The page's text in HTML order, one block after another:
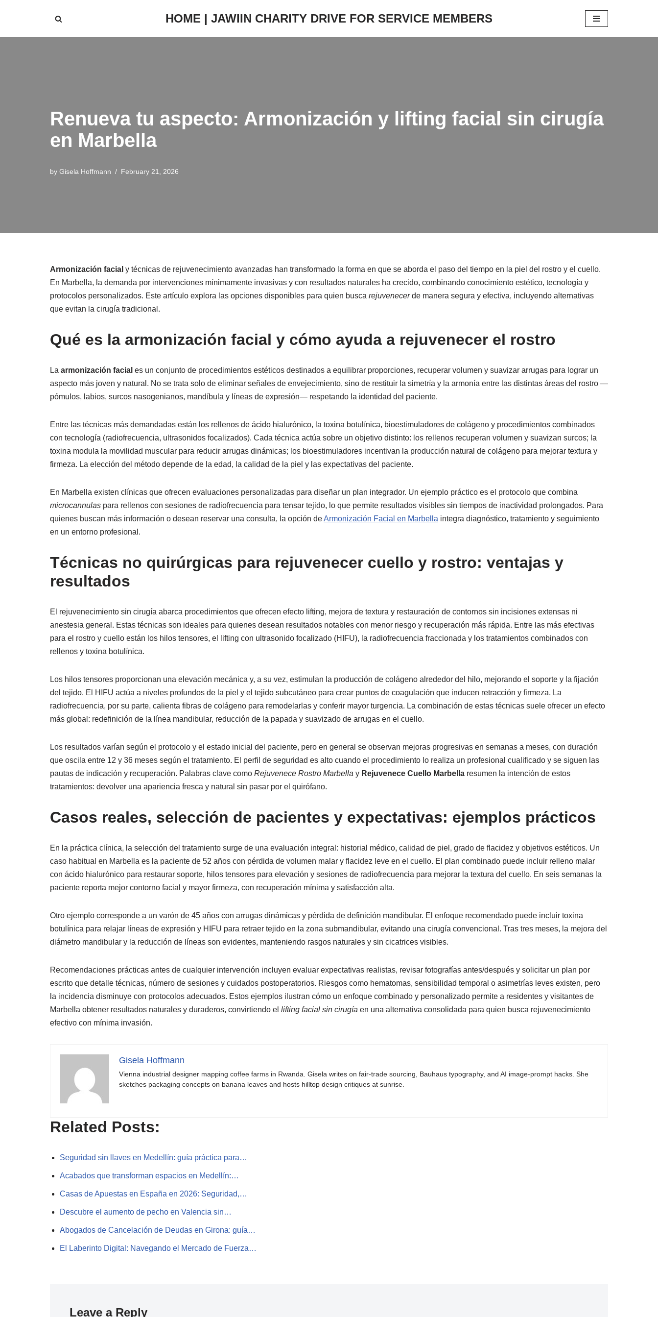
HOME | JAWIIN CHARITY DRIVE FOR SERVICE MEMBERS
Renueva tu aspecto: Armonización y lifting facial sin cirugía
en Marbella
by Gisela Hoffmann February 21, 2026
Armonización facial y técnicas de rejuvenecimiento avanzadas han transformado la forma en que se aborda el paso del tiempo en la piel del rostro y el cuello.
En Marbella, la demanda por intervenciones mínimamente invasivas y con resultados naturales ha crecido, combinando conocimiento estético, tecnología y
protocolos personalizados. Este artículo explora las opciones disponibles para quien busca rejuvenecerde manera segura y efectiva, incluyendo alternativas
que evitan la cirugía tradicional.
Qué es la armonización facial y cómo ayuda a rejuvenecer el rostro
La armonización facial es un conjunto de procedimientos estéticos destinados a equilibrar proporciones, recuperar volumen y suavizar arrugas para lograr un
aspecto más joven y natural. No se trata solo de eliminar señales de envejecimiento, sino de restituir la simetría y la armonía entre las distintas áreas del rostro —
pómulos, labios, surcos nasogenianos, mandíbula y líneas de expresión— respetando la identidad del paciente.
Entre las técnicas más demandadas están los rellenos de ácido hialurónico, la toxina botulínica, bioestimuladores de colágeno y procedimientos combinados
con tecnología (radiofrecuencia, ultrasonidos focalizados). Cada técnica actúa sobre un objetivo distinto: los rellenos recuperan volumen y suavizan surcos; la
toxina modula la movilidad muscular para reducir arrugas dinámicas; los bioestimuladores incentivan la producción natural de colágeno para mejorar textura y
firmeza. La elección del método depende de la edad, la calidad de la piel y las expectativas del paciente.
En Marbella existen clínicas que ofrecen evaluaciones personalizadas para diseñar un plan integrador. Un ejemplo práctico es el protocolo que combina
microcannulas para rellenos con sesiones de radiofrecuencia para tensar tejido, lo que permite resultados visibles sin tiempos de inactividad prolongados. Para
quienes buscan más información o desean reservar una consulta, la opción deArmonización Facial en Marbella integra diagnóstico, tratamiento y seguimiento
en un entorno profesional.
Técnicas no quirúrgicas para rejuvenecer cuello y rostro: ventajas y
resultados
El rejuvenecimiento sin cirugía abarca procedimientos que ofrecen efecto lifting, mejora de textura y restauración de contornos sin incisiones extensas ni
anestesia general. Estas técnicas son ideales para quienes desean resultados notables con menor riesgo y recuperación más rápida. Entre las más efectivas
para el rostro y cuello están los hilos tensores, el lifting con ultrasonido focalizado (HIFU), la radiofrecuencia fraccionada y los tratamientos combinados con
rellenos y toxina botulínica.
Los hilos tensores proporcionan una elevación mecánica y, a su vez, estimulan la producción de colágeno alrededor del hilo, mejorando el soporte y la fijación
del tejido. El HIFU actúa a niveles profundos de la piel y el tejido subcutáneo para crear puntos de coagulación que inducen retracción y firmeza. La
radiofrecuencia, por su parte, calienta fibras de colágeno para remodelarlas y conferir mayor turgencia. La combinación de estas técnicas suele ofrecer un efecto
más global: redefinición de la línea mandibular, reducción de la papada y suavizado de arrugas en el cuello.
Los resultados varían según el protocolo y el estado inicial del paciente, pero en general se observan mejoras progresivas en semanas a meses, con duración
que oscila entre 12 y 36 meses según el tratamiento. El perfil de seguridad es alto cuando el procedimiento lo realiza un profesional cualificado y se siguen las
pautas de indicación y recuperación. Palabras clave como Rejuvenece Rostro Marbella y Rejuvenece Cuello Marbella resumen la intención de estos
tratamientos: devolver una apariencia fresca y natural sin pasar por el quirófano.
Casos reales, selección de pacientes y expectativas: ejemplos prácticos
En la práctica clínica, la selección del tratamiento surge de una evaluación integral: historial médico, calidad de piel, grado de flacidez y objetivos estéticos. Un
caso habitual en Marbella es la paciente de 52 años con pérdida de volumen malar y flacidez leve en el cuello. El plan combinado puede incluir relleno malar
con ácido hialurónico para restaurar soporte, hilos tensores para elevación y sesiones de radiofrecuencia para mejorar la textura del cuello. En seis semanas la
paciente reporta mejor contorno facial y mayor firmeza, con recuperación mínima y satisfacción alta.
Otro ejemplo corresponde a un varón de 45 años con arrugas dinámicas y pérdida de definición mandibular. El enfoque recomendado puede incluir toxina
botulínica para relajar líneas de expresión y HIFU para retraer tejido en la zona submandibular, evitando una cirugía convencional. Tras tres meses, la mejora del
diámetro mandibular y la reducción de líneas son evidentes, manteniendo rasgos naturales y sin cicatrices visibles.
Recomendaciones prácticas antes de cualquier intervención incluyen evaluar expectativas realistas, revisar fotografías antes/después y solicitar un plan por
escrito que detalle técnicas, número de sesiones y cuidados postoperatorios. Riesgos como hematomas, sensibilidad temporal o asimetrías leves existen, pero
la incidencia disminuye con protocolos adecuados. Estos ejemplos ilustran cómo un enfoque combinado y personalizado permite a residentes y visitantes de
Marbella obtener resultados naturales y duraderos, convirtiendo el lifting facial sin cirugía en una alternativa consolidada para quien busca rejuvenecimiento
efectivo con mínima invasión.
Gisela Hoffmann
Vienna industrial designer mapping coffee farms in Rwanda. Gisela writes on fair-trade sourcing, Bauhaus typography, and AI image-prompt hacks. She
sketches packaging concepts on banana leaves and hosts hilltop design critiques at sunrise.
Related Posts:
Seguridad sin llaves en Medellín: guía práctica para…
Acabados que transforman espacios en Medellín:…
Casas de Apuestas en España en 2026: Seguridad,…
Descubre el aumento de pecho en Valencia sin…
Abogados de Cancelación de Deudas en Girona: guía…
El Laberinto Digital: Navegando el Mercado de Fuerza…
Leave a Reply